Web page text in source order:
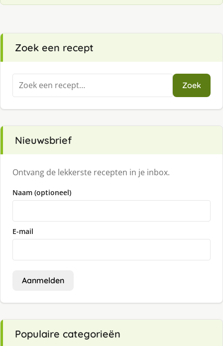
Zoek een recept
Zoeken
naar:
Zoek
Nieuwsbrief
Ontvang de lekkerste recepten in je inbox.
Naam (optioneel)
E-mail
Aanmelden
Populaire categorieën